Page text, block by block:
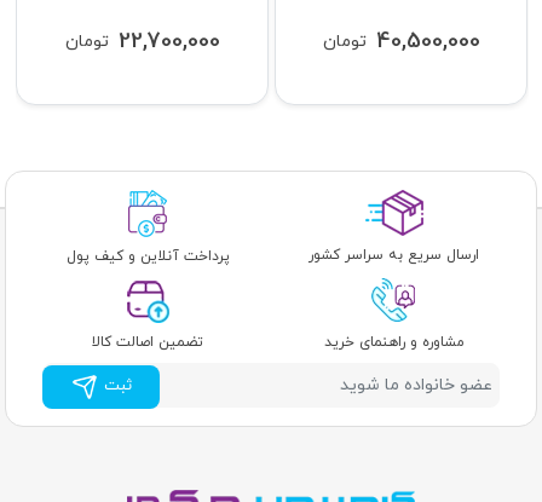
تومان 22,700,000 تومان 40,500,000
ارسال سریع به سراسر کشور پرداخت آنلاین و کیف پول
مشاوره و راهنمای خرید تضمین اصالت کالا
ثبت